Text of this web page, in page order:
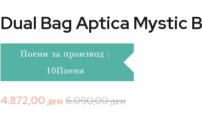
Dual Bag Aptica Mystic
Поени за производ :
10Поени
6.090,00ден
4.872,00ден